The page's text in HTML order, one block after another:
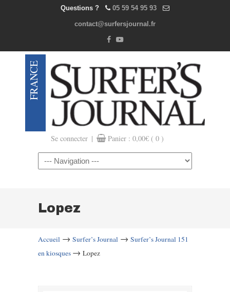
Questions ? 05 59 54 95 93
contact@surfersjournal.fr
Se connecter | Panier : 0,00€ ( 0 )
Navigation
Lopez
Accueil → Surfer’s Journal → Surfer’s Journal 151
en kiosques → Lopez